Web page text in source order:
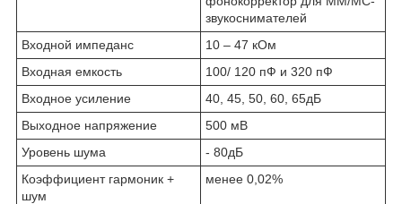
звукоснимателей
Входной импеданс
10 – 47 кОм
Входная емкость
100/ 120 пФ и 320 пФ
Входное усиление
40, 45, 50, 60, 65дБ
Выходное напряжение
500 мВ
Уровень шума
- 80дБ
Коэффициент гармоник +
шум
менее 0,02%